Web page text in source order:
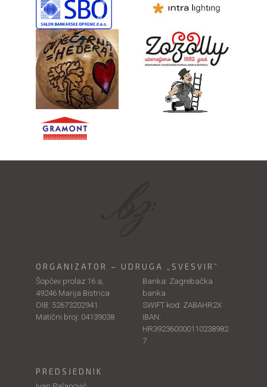
ORGANIZATOR – UDRUGA „SVESVIR”
Šopčev prolaz 16 a,
49246 Marija Bistrica
OIB: 52673202941
Matični broj: 04139038
Banka: Zagrebačka
banka
SWIFT kod: ZABAHR2X
IBAN:
HR392360000110238982
7
PREDSJEDNIK